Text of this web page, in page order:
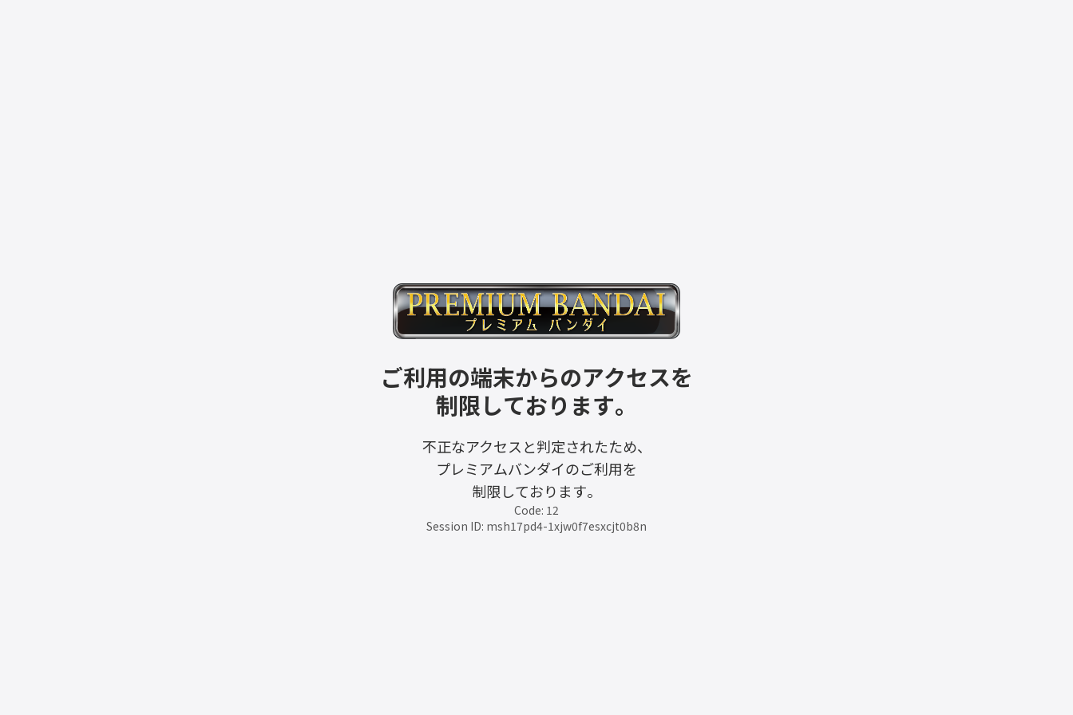
ご利用の端末からのアクセスを
制限しております。
不正なアクセスと判定されたため、
プレミアムバンダイのご利用を
制限しております。
Code: 12
Session ID: msh17pd4-1xjw0f7esxcjt0b8n